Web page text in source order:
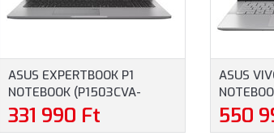
ASUS EXPERTBOOK P1
NOTEBOOK (P1503CVA-
S73005) - 15.6" FULLHD,
INTEL CORE 5-210H, 16GB
331 990 Ft
ASUS
550